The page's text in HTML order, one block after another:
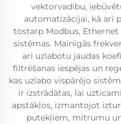
vektorvadību,
automatizācijai, kā arī
tostarp Modbus,
sistēmas. Mainīgās
arī uzlabotu jaudas
filtrēšanas iespējas un
kas uzlabo vispārējo
ir izstrādātas, lai
apstākļos, izmantojot
putekļiem, mitrumu